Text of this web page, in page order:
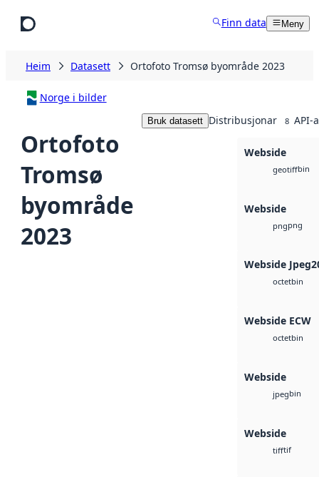
Finn data Meny
Heim Datasett Ortofoto Tromsø byområde 2023
Norge i bilder
Ortofoto
Tromsø
byområde
2023
Bruk datasett Distribusjonar 8 API-
Webside
geotiffbin
Webside
pngpng
Webside
octetbin
Webside ECW
octetbin
Webside
jpegbin
Webside
tifftif